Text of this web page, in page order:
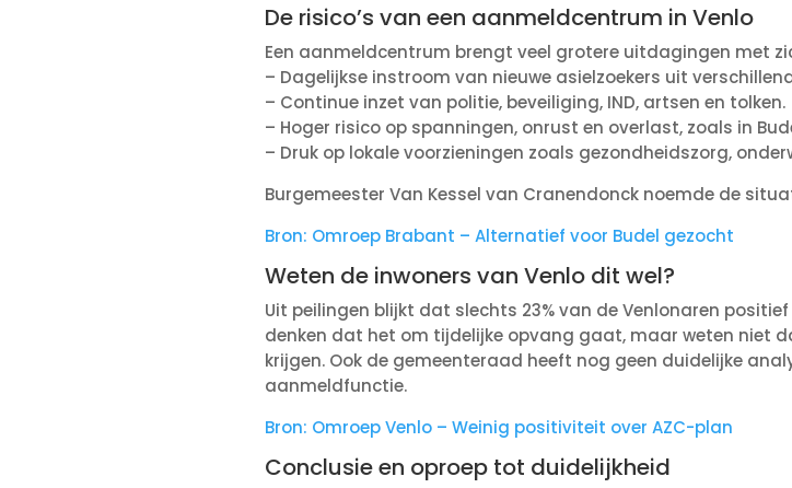
De risico’s van een aanmeldcentrum in Venlo
Een aanmeldcentrum brengt veel grotere uitdagingen met
– Dagelijkse instroom van nieuwe asielzoekers uit
– Continue inzet van politie, beveiliging, IND, artsen en tolken.
– Hoger risico op spanningen, onrust en overlast, zoals in
– Druk op lokale voorzieningen zoals gezondheidszorg,
Burgemeester Van Kessel van Cranendonck noemde de
Bron: Omroep Brabant – Alternatief voor Budel gezocht
Weten de inwoners van Venlo dit wel?
Uit peilingen blijkt dat slechts 23% van de Venlonaren
denken dat het om tijdelijke opvang gaat, maar weten niet
krijgen. Ook de gemeenteraad heeft nog geen duidelijke
aanmeldfunctie.
Bron: Omroep Venlo – Weinig positiviteit over AZC-plan
Conclusie en oproep tot duidelijkheid